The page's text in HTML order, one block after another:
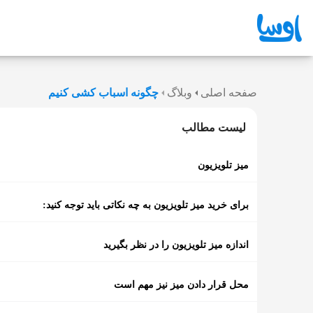
صفحه اصلی وبلاگ چگونه اسباب کشی کنیم
لیست مطالب
میز تلویزیون
برای خرید میز تلویزیون به چه نکاتی باید توجه کنید:
اندازه میز تلویزیون را در نظر بگیرید‌
محل قرار دادن میز نیز مهم است